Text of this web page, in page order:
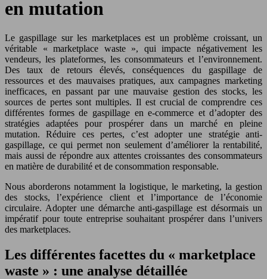
en mutation
Le gaspillage sur les marketplaces est un problème croissant, un
véritable « marketplace waste », qui impacte négativement les
vendeurs, les plateformes, les consommateurs et l’environnement.
Des taux de retours élevés, conséquences du gaspillage de
ressources et des mauvaises pratiques, aux campagnes marketing
inefficaces, en passant par une mauvaise gestion des stocks, les
sources de pertes sont multiples. Il est crucial de comprendre ces
différentes formes de gaspillage en e-commerce et d’adopter des
stratégies adaptées pour prospérer dans un marché en pleine
mutation. Réduire ces pertes, c’est adopter une stratégie anti-
gaspillage, ce qui permet non seulement d’améliorer la rentabilité,
mais aussi de répondre aux attentes croissantes des consommateurs
en matière de durabilité et de consommation responsable.
Nous aborderons notamment la logistique, le marketing, la gestion
des stocks, l’expérience client et l’importance de l’économie
circulaire. Adopter une démarche anti-gaspillage est désormais un
impératif pour toute entreprise souhaitant prospérer dans l’univers
des marketplaces.
Les différentes facettes du « marketplace
waste » : une analyse détaillée